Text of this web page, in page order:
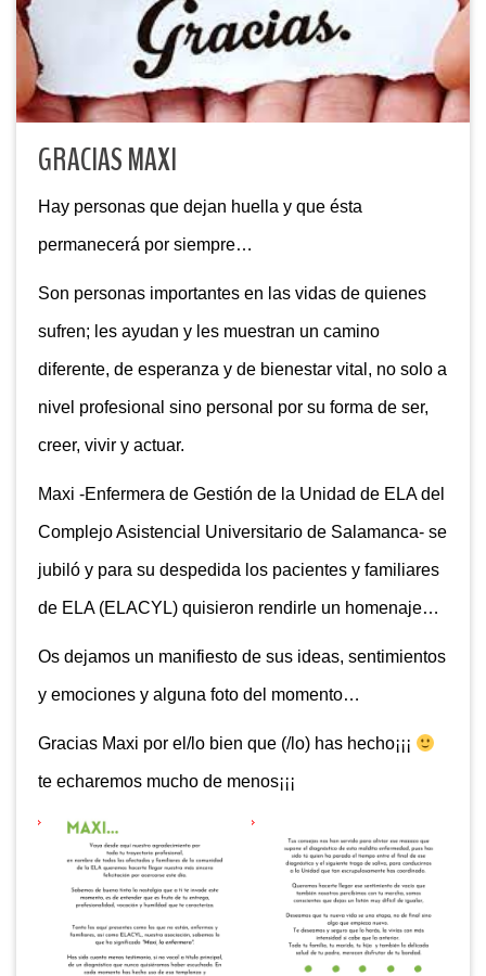
GRACIAS MAXI
Hay personas que dejan huella y que ésta
permanecerá por siempre…
Son personas importantes en las vidas de quienes
sufren; les ayudan y les muestran un camino
diferente, de esperanza y de bienestar vital, no solo a
nivel profesional sino personal por su forma de ser,
creer, vivir y actuar.
Maxi -Enfermera de Gestión de la Unidad de ELA del
Complejo Asistencial Universitario de Salamanca- se
jubiló y para su despedida los pacientes y familiares
de ELA (ELACYL) quisieron rendirle un homenaje…
Os dejamos un manifiesto de sus ideas, sentimientos
y emociones y alguna foto del momento…
Gracias Maxi por el/lo bien que (/lo) has hecho¡¡¡
te echaremos mucho de menos¡¡¡